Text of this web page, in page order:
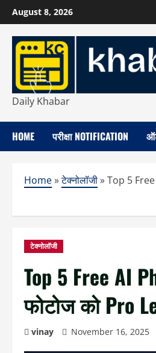
Skip
to
content
August 8, 2026
Daily Khabar
HOME परीक्षा NOTIFICATION
Home»टेक्नोलॉजी»Top 5
टेक्नोलॉजी
Top 5 Free AI
फोटोज को Pro
vinay November 16, 2025